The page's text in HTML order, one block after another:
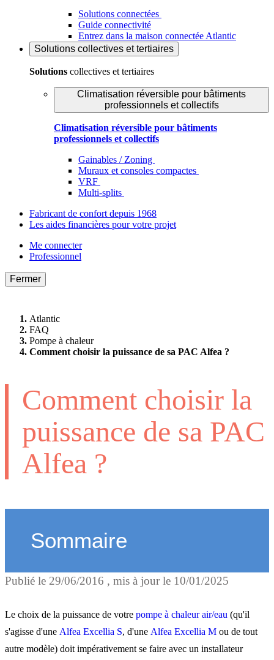
Solutions connectées
Guide connectivité
Entrez dans la maison connectée Atlantic
Solutions collectives et tertiaires
Solutions collectives et tertiaires
Climatisation réversible pour bâtiments
professionnels et collectifs
Climatisation réversible pour bâtiments
professionnels et collectifs
Gainables / Zoning
Muraux et consoles compactes
VRF
Multi-splits
Fabricant de confort depuis 1968
Les aides financières pour votre projet
Me connecter
Professionnel
Fermer
Atlantic
FAQ
Pompe à chaleur
Comment choisir la puissance de sa PAC Alfea ?
Comment choisir la
puissance de sa PAC
Alfea ?
Sommaire
L'étude thermique
La puissance à apporter
Publié le 29/06/2016 , mis à jour le 10/01/2025
Le choix de la puissance de votre pompe à chaleur air/eau (qu'il
s'agisse d'une Alfea Excellia S, d'une Alfea Excellia M ou de tout
autre modèle) doit impérativement se faire avec un installateur